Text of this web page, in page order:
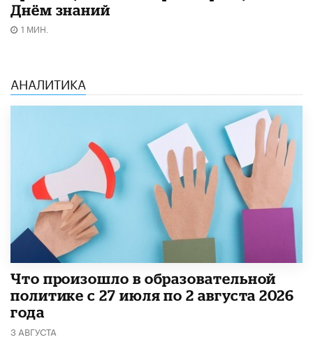
Днём знаний
1 МИН.
АНАЛИТИКА
​Что произошло в образовательной
политике с 27 июля по 2 августа 2026
года
3 АВГУСТА